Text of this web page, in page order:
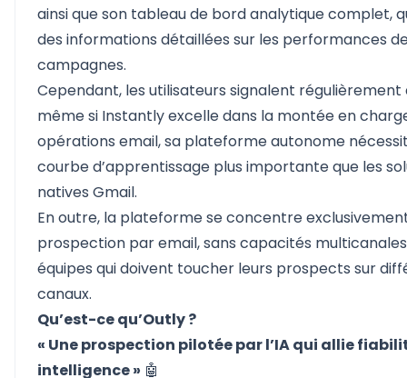
ainsi que son tableau de bord analytique complet,
des informations détaillées sur les performances
campagnes.
Cependant, les utilisateurs signalent régulièrement
même si Instantly excelle dans la montée en
opérations email, sa plateforme autonome
courbe d’apprentissage plus importante que les
natives Gmail.
En outre, la plateforme se concentre
prospection par email, sans capacités
équipes qui doivent toucher leurs prospects sur
canaux.
Qu’est-ce qu’Outly ?
« Une prospection pilotée par l’IA qui allie
intelligence » 🤖